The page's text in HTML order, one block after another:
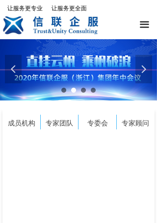
让服务更专业 让服务更全面
끀
넳 넲
成员机构 专家团队 专委会 专家顾问